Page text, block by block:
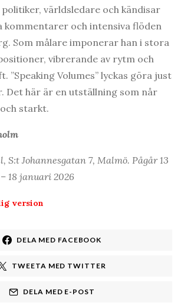
världsledare och kändisar
kommentarer och intensiva flöden
Som målare imponerar han i stora
vibrerande av rytm och
”Speaking Volumes” lyckas göra just
Det här är en utställning som når
starkt.
S:t Johannesgatan 7, Malmö. Pågår 13
18 januari 2026
version
DELA MED FACEBOOK
TWEETA MED TWITTER
DELA MED E-POST